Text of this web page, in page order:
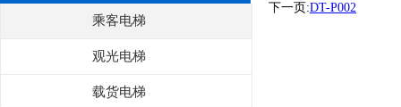
乘客电梯
观光电梯
载货电梯
下一页:DT-P002